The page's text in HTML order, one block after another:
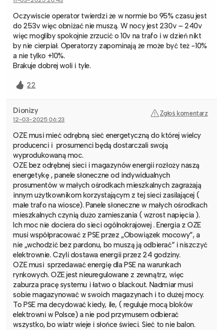
Oczywiscie operator twierdzi że w normie bo 95% czasu jest
do 253v więc obniżać nie muszą. W nocy jest 230v – 240v
więc mogliby spokojnie zrzucić o 10v na trafo i w dzień nikt
by nie cierpiał. Operatorzy zapominają że może być też -10%
a nie tylko +10%.
Brakuje dobrej woli i tyle.
22
Dionizy
12-03-2025 06:23
Zgłoś komentarz
OZE musi mieć odrębną sieć energetyczną do której wielcy
producenci i prosumenci będą dostarczali swoją
wyprodukowaną moc.
OZE bez odrębnej sieci i magazynów energii rozłoży naszą
energetykę , panele słoneczne od indywidualnych
prosumentów w małych ośrodkach mieszkalnych zagrażają
innym użytkownikom korzystającym z tej sieci zasilającej (
małe trafo na wiosce). Panele słoneczne w małych ośrodkach
mieszkalnych czynią dużo zamieszania ( wzrost napięcia ).
Ich moc nie dociera do sieci ogólnokrajowej . Energia z OZE
musi współpracować z PSE przez „Obowiązek mocowy”, a
nie „wchodzić bez pardonu, bo muszą ją odbierać” i niszczyć
elektrownie. Czyli dostawa energii przez 24 godziny.
OZE musi sprzedawać energię dla PSE na warunkach
rynkowych. OZE jest nieuregulowane z zewnątrz, więc
zaburza pracę systemu i łatwo o blackout. Nadmiar musi
sobie magazynować w swoich magazynach i to dużej mocy.
To PSE ma decydować kiedy, ile, ( reguluje mocą bloków
elektrowni w Polsce) a nie pod przymusem odbierać
wszystko, bo wiatr wieje i słońce świeci. Sieć to nie balon.